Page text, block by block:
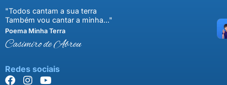
"Todos cantam a sua terra
Também vou cantar a minha..."
Poema Minha Terra
Casimiro de Abreu
Redes sociais